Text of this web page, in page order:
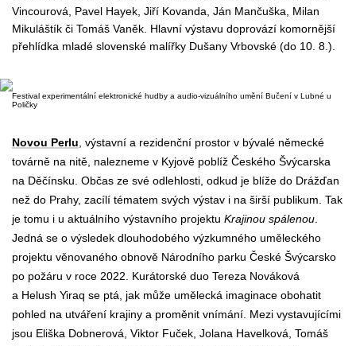
Vincourová, Pavel Hayek, Jiří Kovanda, Ján Mančuška, Milan
Mikuláštík či Tomáš Vaněk. Hlavní výstavu doprovází komornější
přehlídka mladé slovenské malířky Dušany Vrbovské (do 10. 8.).
Festival experimentální elektronické hudby a audio-vizuálního umění Bučení v Lubné u
Poličky
Novou Perlu , výstavní a rezidenční prostor v bývalé německé
továrně na nitě, nalezneme v Kyjově poblíž Českého Švýcarska
na Děčínsku. Občas ze své odlehlosti, odkud je blíže do Drážďan
než do Prahy, zacílí tématem svých výstav i na širší publikum. Tak
je tomu i u aktuálního výstavního projektu Krajinou spálenou
Jedná se o výsledek dlouhodobého výzkumného uměleckého
projektu věnovaného obnově Národního parku České Švýcarsko
po požáru v roce 2022. Kurátorské duo Tereza Nováková
a Helush Yiraq se ptá, jak může umělecká imaginace obohatit
pohled na utváření krajiny a proměnit vnímání. Mezi vystavujícími
jsou Eliška Dobnerová, Viktor Fuček, Jolana Havelková, Tomáš